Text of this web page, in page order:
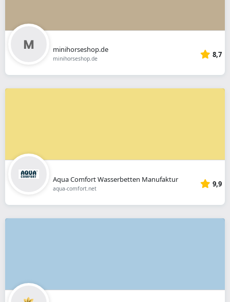
minihorseshop.de
minihorseshop.de 8,7
Aqua Comfort Wasserbetten Manufaktur
aqua-comfort.net 9,9